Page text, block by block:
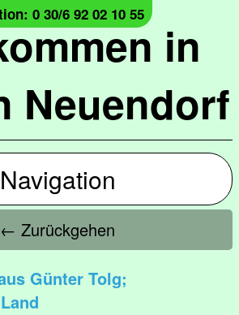
in
Neuendorf
0 30/6 92 02 10 55
Navigation
← Zurückgehen
Günter Tolg;